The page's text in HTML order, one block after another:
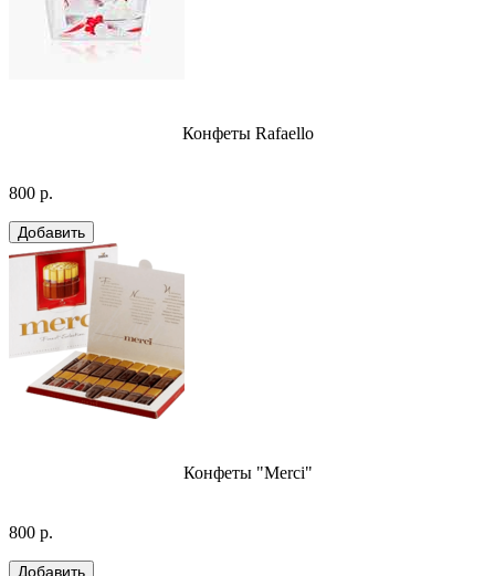
Конфеты Rafaello
800 р.
Конфеты "Merci"
800 р.